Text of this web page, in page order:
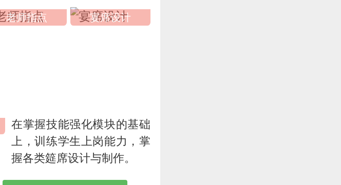
老师指点 宴席设计
在掌握技能强化模块的基础
上，训练学生上岗能力，掌
握各类筵席设计与制作。